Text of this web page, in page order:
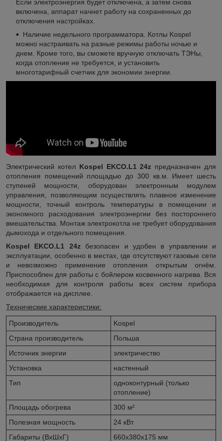
Если электроэнергия будет отключена, а затем снова
включена, аппарат начнет работу на сохраненных до
отключения настройках.
Наличие недельного программатора. Котлы Kospel
можно настраивать на разные режимы работы ночью и
днем. Кроме того, вы сможете вручную отключать ТЭНы,
когда отопление не требуется, и установить
многотарифный счетчик для экономии энергии.
Электрический котел Kospel EKCO.L1 24z предназначен для
отопления помещений площадью до 300 кв.м. Имеет шесть
ступеней мощности, оборудован электронным модулем
управления, позволяющим осуществлять плавное изменение
мощности, точный контроль температуры в помещении и
экономного расходования электроэнергии без постороннего
вмешательства. Монтаж электрокотла не требует оборудования
дымохода и отдельного помещения.
Kospel EKCO.L1 24z безопасен и удобен в управлении и
эксплуатации, особенно в местах, где отсутствуют газовые сети
и невозможно применение отопления открытым огнём.
Приспособлен для работы с бойлером косвенного нагрева. Вся
необходимая для контроля работы всех систем прибора
отображается на дисплее.
Технические характеристики:
Производитель
Kospel
Страна производитель
Польша
Источник энергии
электричество
Установка
настенный
Тип
одноконтурный (только
отопление)
Площадь обогрева
300 м²
Полезная мощность
24 кВт
Габариты (ВхШхГ)
660x380x175 мм